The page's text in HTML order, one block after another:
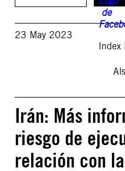
23 May 2023
Irán: Más
riesgo de
relación con